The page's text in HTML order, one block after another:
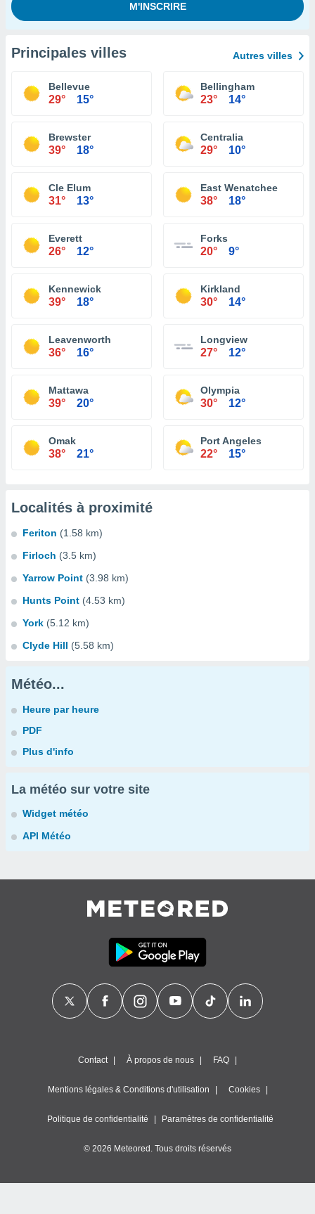
Principales villes Autres villes
Bellevue
29° 15°
Bellingham
23° 14°
Brewster
39° 18°
Centralia
29° 10°
Cle Elum
31° 13°
East Wenatchee
38° 18°
Everett
26° 12°
Forks
20° 9°
Kennewick
39° 18°
Kirkland
30° 14°
Leavenworth
36° 16°
Longview
27° 12°
Mattawa
39° 20°
Olympia
30° 12°
Omak
38° 21°
Port Angeles
22° 15°
Localités à proximité
Feriton (1.58 km)
Firloch (3.5 km)
Yarrow Point (3.98 km)
Hunts Point (4.53 km)
York (5.12 km)
Clyde Hill (5.58 km)
Météo...
Heure par heure
PDF
Plus d'info
La météo sur votre site
Widget météo
API Météo
Contact À propos de nous FAQ
Mentions légales & Conditions d'utilisation Cookies
Politique de confidentialité Paramètres de confidentialité
© 2026 Meteored. Tous droits réservés